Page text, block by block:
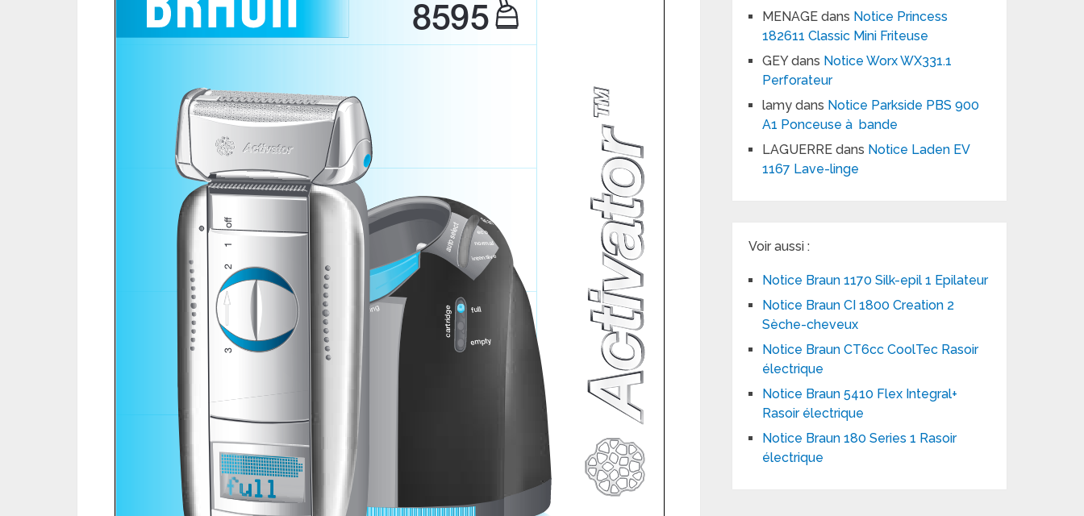
MENAGE dans Notice Princess
182611 Classic Mini Friteuse
GEYdans Notice Worx WX331.1
Perforateur
lamy dans Notice Parkside PBS 900
A1 Ponceuse à bande
LAGUERRE dans Notice Laden EV
1167 Lave-linge
Voir aussi :
Notice Braun 1170 Silk-epil 1 Epilateur
Notice Braun CI 1800 Creation 2
Sèche-cheveux
Notice Braun CT6cc CoolTec Rasoir
électrique
Notice Braun 5410 Flex Integral+
Rasoir électrique
Notice Braun 180 Series 1 Rasoir
électrique